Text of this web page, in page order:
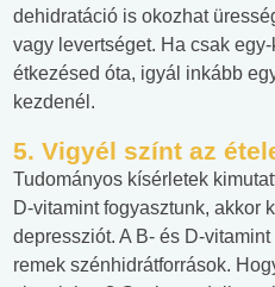
dehidratáció is okozhat
vagy levertséget. Ha csak
étkezésed óta, igyál inkább
kezdenél.
5. Vigyél színt az
Tudományos kísérletek
D-vitamint fogyasztunk, akkor
depressziót. A B- és D-
remek szénhidrátforrások.